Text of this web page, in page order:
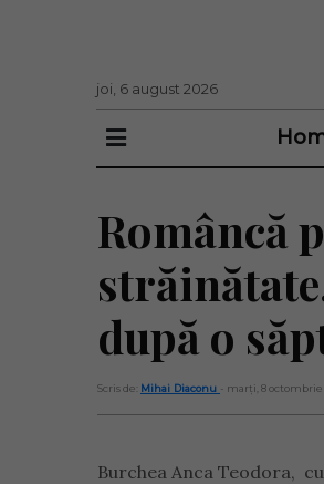
joi, 6 august 2026
Româncă
după o
Scris de: Mihai Diaconu - marți, 8
Burchea Anca Teodora,